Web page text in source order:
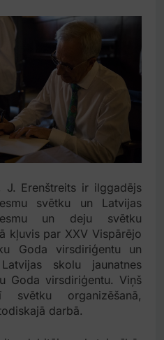
J. Erenštreits ir ilggadējs
svētku un Latvijas
un deju svētku
kļuvis par XXV Vispārējo
Goda virsdiriģentu un
skolu jaunatnes
Goda virsdiriģentu. Viņš
organizēšanā,
darbā.